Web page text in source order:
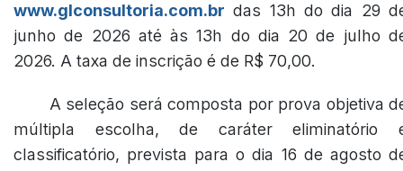
www.glconsultoria.com.br das 13h do dia 29
junho de 2026 até às 13h do dia 20 de julho
2026. A taxa de inscrição é de R$ 70,00.
A seleção será composta por prova objetiva
múltipla escolha, de caráter eliminatório
classificatório, prevista para o dia 16 de agosto